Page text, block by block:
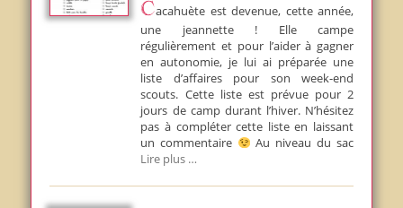
Cacahuète est devenue, cette année,
une jeannette ! Elle campe
régulièrement et pour l’aider à gagner
en autonomie, je lui ai préparée une
liste d’affaires pour son week-end
scouts. Cette liste est prévue pour 2
jours de camp durant l’hiver. N’hésitez
pas à compléter cette liste en laissant
un commentaire
Au niveau du sac
Lire plus …